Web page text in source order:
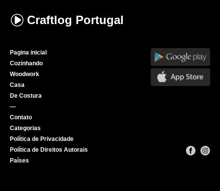
Craftlog Portugal
Pagina inicial
Cozinhando
Woodwork
Casa
De Costura
—
Contato
Categorias
Política de Privacidade
Política de Direitos Autorais
Países